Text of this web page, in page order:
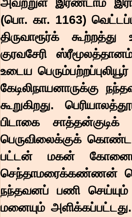
(பொ. கா. 1163)
திருவாரூர்க்
குரவசேரி
உடைய
கேடிலிநாயனாருக்கு
கூறுகிறது.
பிடாகை
பெருவிலைக்குக்
பட்டன் மகன்
செந்தாமரைக்கண்ணன்
நந்தவனப் பணி செய்யும்
மனையும்